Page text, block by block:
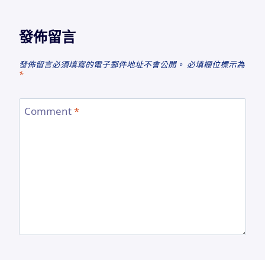
發佈留言
發佈留言必須填寫的電子郵件地址不會公開。 必填欄位標示為
*
Comment*